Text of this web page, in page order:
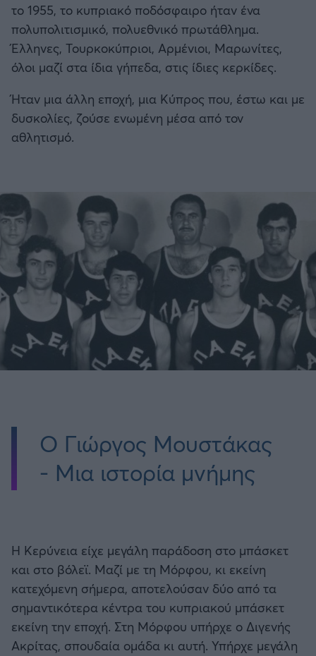
το 1955, το κυπριακό ποδόσφαιρο ήταν ένα
πολυπολιτισμικό, πολυεθνικό πρωτάθλημα.
Έλληνες, Τουρκοκύπριοι, Αρμένιοι, Μαρωνίτες,
όλοι μαζί στα ίδια γήπεδα, στις ίδιες κερκίδες.
Ήταν μια άλλη εποχή, μια Κύπρος που, έστω και με
δυσκολίες, ζούσε ενωμένη μέσα από τον
αθλητισμό.
Ο Γιώργος Μουστάκας
- Μια ιστορία μνήμης
Η Κερύνεια είχε μεγάλη παράδοση στο μπάσκετ
και στο βόλεϊ. Μαζί με τη Μόρφου, κι εκείνη
κατεχόμενη σήμερα, αποτελούσαν δύο από τα
σημαντικότερα κέντρα του κυπριακού μπάσκετ
εκείνη την εποχή. Στη Μόρφου υπήρχε ο Διγενής
Ακρίτας, σπουδαία ομάδα κι αυτή. Υπήρχε μεγάλη